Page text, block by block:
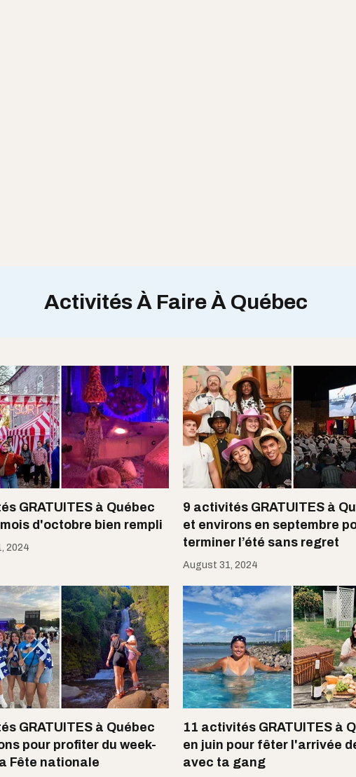
Activités À Faire À Québec
GRATUITES à Québec
d'octobre bien rempli
2024
9 activités GRATUITES à
et environs en septembre
terminer l’été sans regret
August 31, 2024
GRATUITES à Québec
pour profiter du week-
Fête nationale
11 activités GRATUITES à
en juin pour fêter l'arrivée
avec ta gang